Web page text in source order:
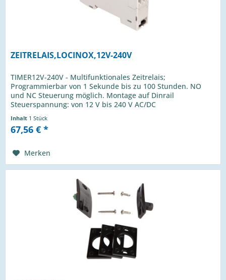
ZEITRELAIS,LOCINOX,12V-240V
TIMER12V-240V - Multifunktionales Zeitrelais;
Programmierbar von 1 Sekunde bis zu 100 Stunden. NO
und NC Steuerung möglich. Montage auf Dinrail
Steuerspannung: von 12 V bis 240 V AC/DC
Inhalt 1 Stück
67,56 € *
Merken